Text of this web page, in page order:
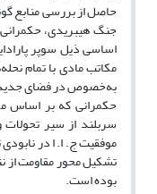
حاصل از بررسی منابع
جنگ هیبریدی،
اساسی ذیل سوپر
مکاتب مادی با تمام
به‌خصوص در فضای جدید
حکمرانی که بر اساس
سربلند از سیر
موفقیت ج. ا. ا در
تشکیل محور مقاومت از
بوده است.